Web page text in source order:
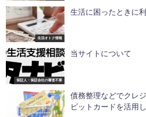
生活オトク情報
生活に困ったときに
保証人・保証会社の審査不要
当サイトについて
債務整理などでクレ
ビットカードを活用